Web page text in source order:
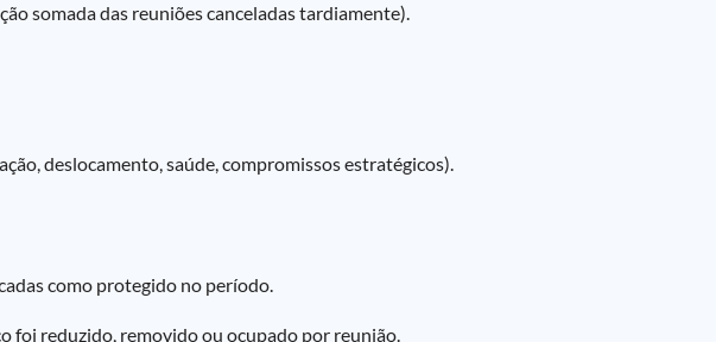
somada das reuniões canceladas tardiamente).
deslocamento, saúde, compromissos estratégicos).
como protegido no período.
foi reduzido, removido ou ocupado por reunião.